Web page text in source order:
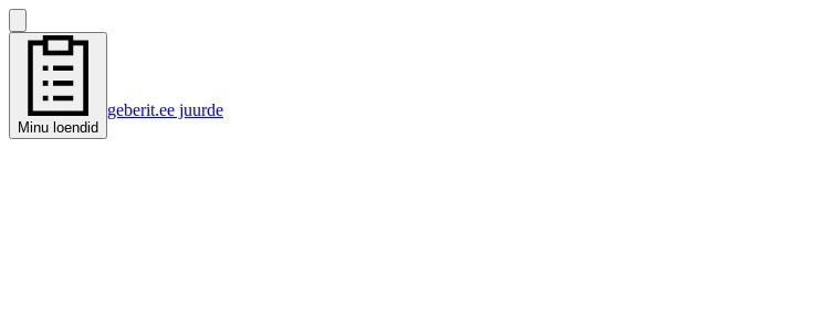
Minu loendid
geberit.ee juurde